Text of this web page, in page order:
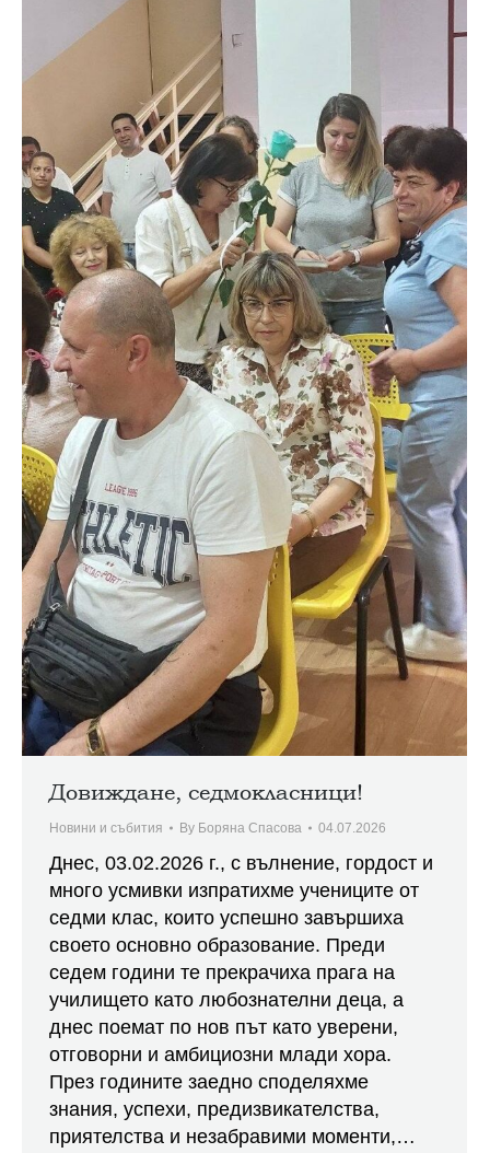
Довиждане, седмокласници!
Новини и събития By Боряна Спасова 04.07.2026
Днес, 03.02.2026 г., с вълнение, гордост и
много усмивки изпратихме учениците от
седми клас, които успешно завършиха
своето основно образование. Преди
седем години те прекрачиха прага на
училището като любознателни деца, а
днес поемат по нов път като уверени,
отговорни и амбициозни млади хора.
През годините заедно споделяхме
знания, успехи, предизвикателства,
приятелства и незабравими моменти,…